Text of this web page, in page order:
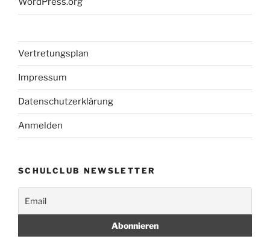
Vertretungsplan
Impressum
Datenschutzerklärung
Anmelden
SCHULCLUB NEWSLETTER